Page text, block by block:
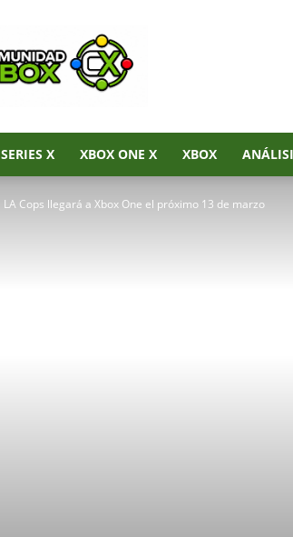
Noticias
de
Xbox
Series
Xbox
One
360
SERIES X XBOX ONE X XBOX
LA Cops llegará a Xbox One el próximo 13 de marzo